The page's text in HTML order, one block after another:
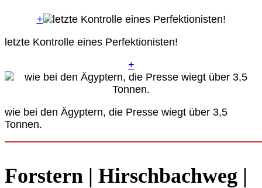
+
letzte Kontrolle eines Perfektionisten!
+
wie bei den Ägyptern, die Presse wiegt über 3,5
Tonnen.
Forstern | Hirschbachweg |